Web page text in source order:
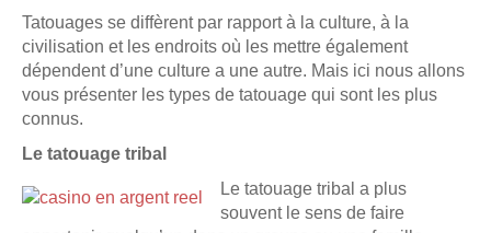
Tatouages se diffèrent par rapport à la culture, à la
civilisation et les endroits où les mettre également
dépendent d’une culture a une autre. Mais ici nous allons
vous présenter les types de tatouage qui sont les plus
connus.
Le tatouage tribal
Le tatouage tribal a plus
souvent le sens de faire